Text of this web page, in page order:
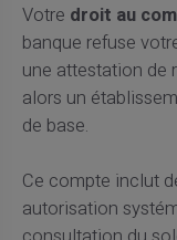
Votre droit au
banque refuse
une attestation de
alors un
de base.
Ce compte inclut
autorisation